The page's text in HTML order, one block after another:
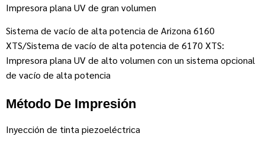
Impresora plana UV de gran volumen
Sistema de vacío de alta potencia de Arizona 6160
XTS/Sistema de vacío de alta potencia de 6170 XTS:
Impresora plana UV de alto volumen con un sistema opcional
de vacío de alta potencia
Método De Impresión
Inyección de tinta piezoeléctrica